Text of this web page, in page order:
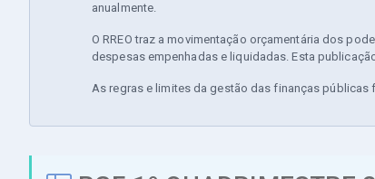
anualmente.
O RREO traz a movimentação orçamentária dos
despesas empenhadas e liquidadas. Esta
As regras e limites da gestão das finanças públicas